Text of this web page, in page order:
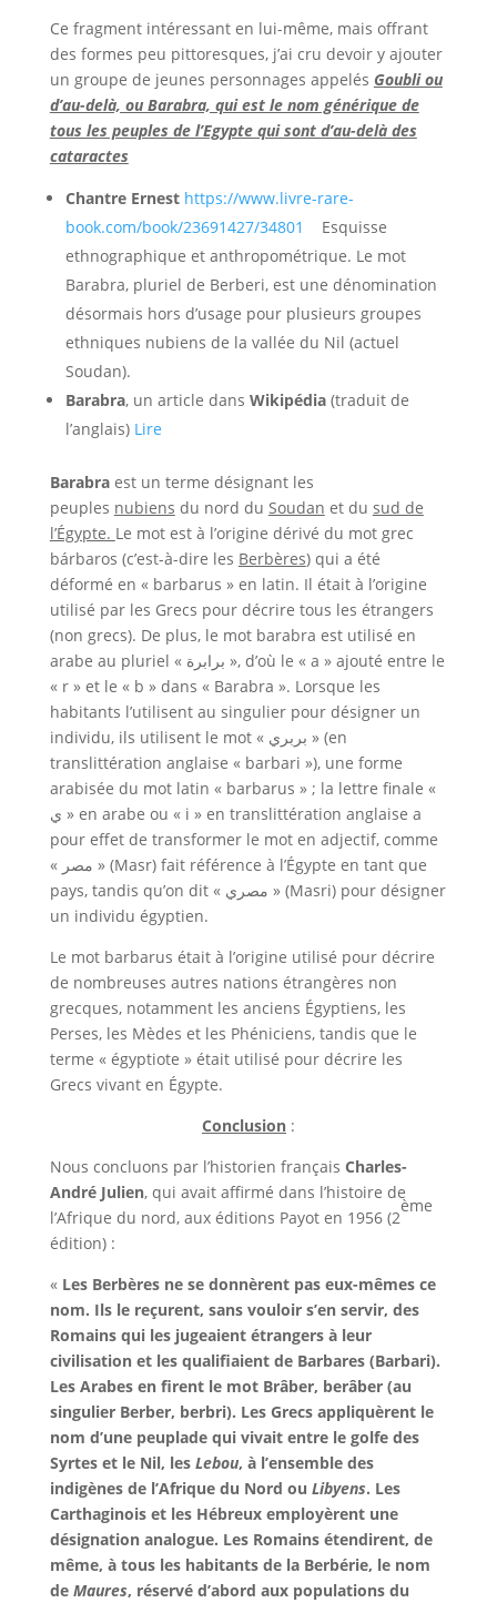
Ce fragment intéressant en lui-même, mais offrant
des formes peu pittoresques, j’ai cru devoir y ajouter
un groupe de jeunes personnages appelés Goubli ou
d’au-delà, ou Barabra, qui est le nom générique de
tous les peuples de l’Egypte qui sont d’au-delà des
cataractes
Chantre Ernest‎ https://www.livre-rare-
book.com/book/23691427/34801
Esquisse
ethnographique et anthropométrique. Le mot
Barabra, pluriel de Berberi, est une dénomination
désormais hors d’usage pour plusieurs groupes
ethniques nubiens de la vallée du Nil (actuel
Soudan).
Barabra, un article dans Wikipédia(traduit de
l’anglais) Lire
Barabraest un terme désignant les
peuples nubiens du nord du Soudan et du sud de
l’Égypte. Le mot est à l’origine dérivé du mot grec
bárbaros (c’est-à-dire les Berbères) qui a été
déformé en « barbarus » en latin. Il était à l’origine
utilisé par les Grecs pour décrire tous les étrangers
(non grecs). De plus, le mot barabra est utilisé en
arabe au pluriel « برابرة », d’où le « a » ajouté entre le
« r » et le « b » dans « Barabra ». Lorsque les
habitants l’utilisent au singulier pour désigner un
individu, ils utilisent le mot « بربري » (en
translittération anglaise « barbari »), une forme
arabisée du mot latin « barbarus » ; la lettre finale «
ي » en arabe ou « i » en translittération anglaise a
pour effet de transformer le mot en adjectif, comme
« مصر » (Masr) fait référence à l’Égypte en tant que
pays, tandis qu’on dit « مصري » (Masri) pour désigner
un individu égyptien.
Le mot barbarus était à l’origine utilisé pour décrire
de nombreuses autres nations étrangères non
grecques, notamment les anciens Égyptiens, les
Perses, les Mèdes et les Phéniciens, tandis que le
terme « égyptiote » était utilisé pour décrire les
Grecs vivant en Égypte.
Conclusion :
Nous concluons par l’historien français Charles-
André Julien, qui avait affirmé dans l’histoire de
l’Afrique du nord, aux éditions Payot en 1956 (2
ème
édition) :
« Les Berbères ne se donnèrent pas eux-mêmes ce
nom. Ils le reçurent, sans vouloir s’en servir, des
Romains qui les jugeaient étrangers à leur
civilisation et les qualifiaient de Barbares (Barbari).
Les Arabes en firent le mot Brâber, berâber (au
singulier Berber, berbri). Les Grecs appliquèrent le
nom d’une peuplade qui vivait entre le golfe des
Syrtes et le Nil, les Lebou, à l’ensemble des
indigènes de l’Afrique du Nord ou Libyens. Les
Carthaginois et les Hébreux employèrent une
désignation analogue. Les Romains étendirent, de
même, à tous les habitants de la Berbérie, le nom
de Maures, réservé d’abord aux populations du